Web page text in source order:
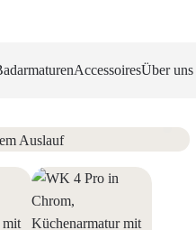
AccessoiresÜber uns